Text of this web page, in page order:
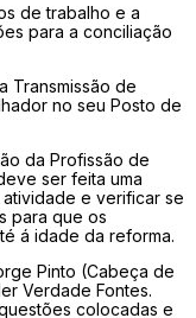
de trabalho e a
para a conciliação
Transmissão de
no seu Posto de
da Profissão de
ser feita uma
e verificar se
para que os
á idade da reforma.
Pinto (Cabeça de
Verdade Fontes.
colocadas e